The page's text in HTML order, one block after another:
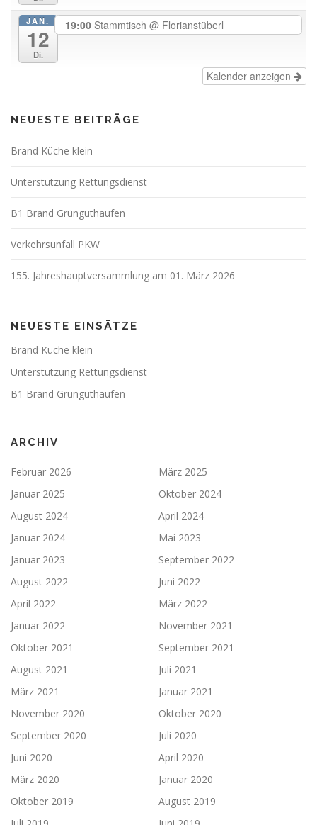
JAN.
12
Di.
19:00 Stammtisch @ Florianstüberl
Kalender anzeigen
NEUESTE BEITRÄGE
Brand Küche klein
Unterstützung Rettungsdienst
B1 Brand Grünguthaufen
Verkehrsunfall PKW
155. Jahreshauptversammlung am 01. März 2026
NEUESTE EINSÄTZE
Brand Küche klein
Unterstützung Rettungsdienst
B1 Brand Grünguthaufen
ARCHIV
Februar 2026
März 2025
Januar 2025
Oktober 2024
August 2024
April 2024
Januar 2024
Mai 2023
Januar 2023
September 2022
August 2022
Juni 2022
April 2022
März 2022
Januar 2022
November 2021
Oktober 2021
September 2021
August 2021
Juli 2021
März 2021
Januar 2021
November 2020
Oktober 2020
September 2020
Juli 2020
Juni 2020
April 2020
März 2020
Januar 2020
Oktober 2019
August 2019